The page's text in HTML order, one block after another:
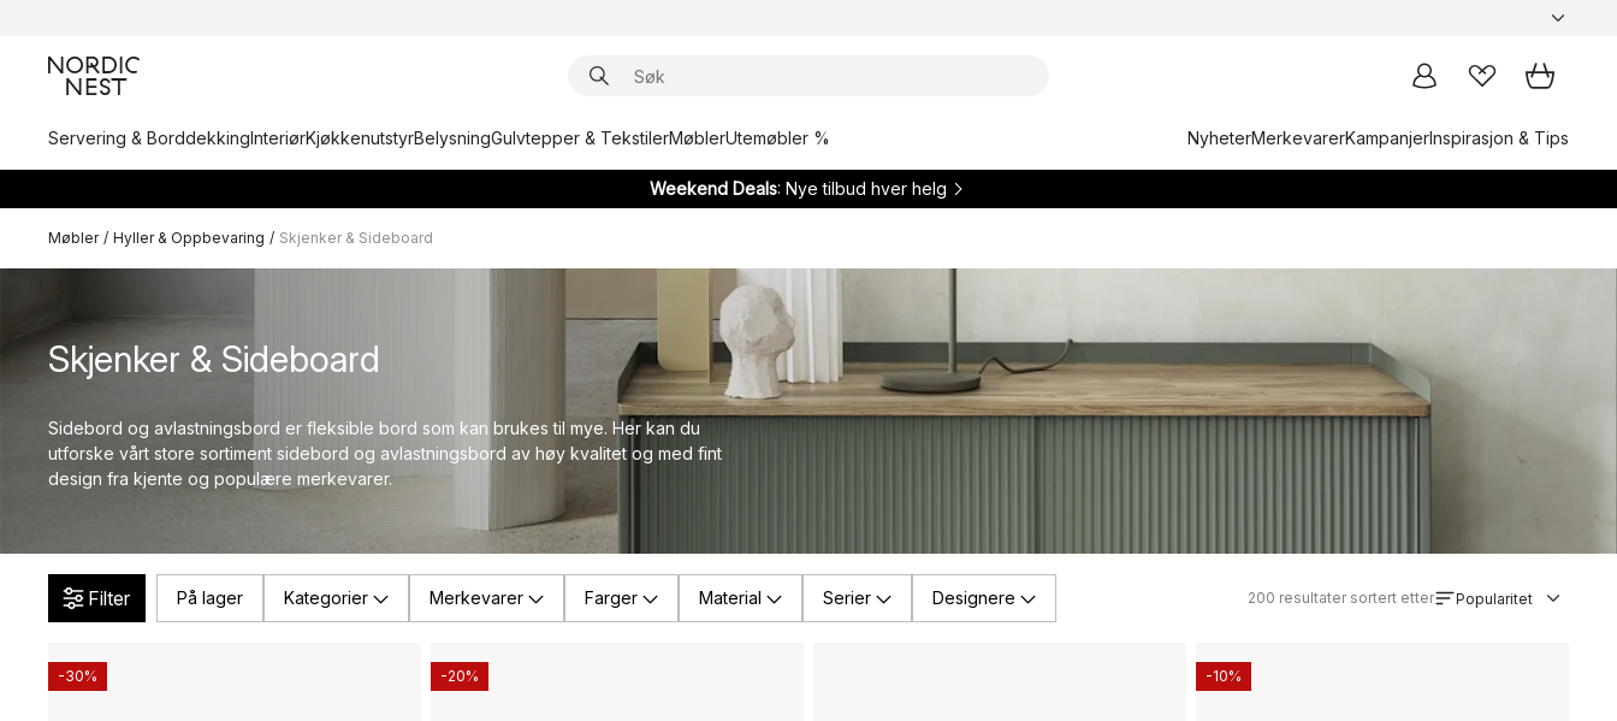
Servering & BorddekkingInteriørKjøkkenutstyrBelysningGulvtepper & TekstilerMøblerUtemøbler % NyheterMerkevarerKampanjerInspirasjon & Tips
Weekend Deals: Nye tilbud hver helg
Møbler / Hyller & Oppbevaring / Skjenker & Sideboard
Skjenker & Sideboard
Sidebord og avlastningsbord er fleksible bord som kan brukes til mye. Her kan du
utforske vårt store sortiment sidebord og avlastningsbord av høy kvalitet og med fint
design fra kjente og populære merkevarer.
Filter På lager Kategorier Merkevarer Farger Material Serier Designere 200 resultater sortert etter Popularitet
-30% -20% -10%